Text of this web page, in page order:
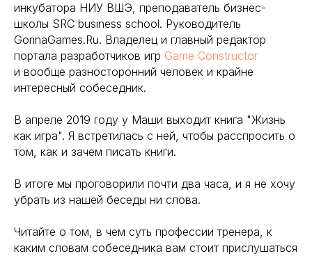
инкубатора НИУ ВШЭ, преподаватель бизнес-
школы SRC business school. Руководитель
GorinaGames.Ru. Владелец и главный редактор
портала разработчиков игр Game Constructor
и вообще разносторонний человек и крайне
интересный собеседник.
В апреле 2019 году у Маши выходит книга "Жизнь
как игра". Я встретилась с ней, чтобы расспросить о
том, как и зачем писать книги.
В итоге мы проговорили почти два часа, и я не хочу
убрать из нашей беседы ни слова.
Читайте о том, в чем суть профессии тренера, к
каким словам собеседника вам стоит прислушаться